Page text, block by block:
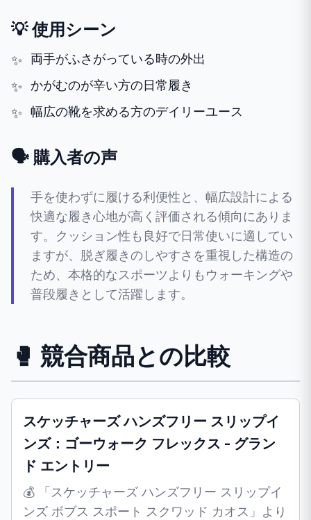
💡 使用シーン
両手がふさがっている時の外出
かがむのが辛い方の日常履き
幅広の靴を求める方のデイリーユース
🗣️ 購入者の声
手を使わずに履ける利便性と、幅広設計による
快適な履き心地が高く評価される傾向にありま
す。クッション性も良好で日常使いに適してい
ますが、脱ぎ履きのしやすさを重視した構造の
ため、本格的なスポーツよりもウォーキングや
普段履きとして活躍します。
🥊 競合商品との比較
スケッチャーズ ハンズフリー スリップイ
ンズ：ゴーウォーク フレックス - グラン
ド エントリー
💰 「スケッチャーズ ハンズフリー スリップイ
ンズ ボブス スポート スクワッド カオス」より